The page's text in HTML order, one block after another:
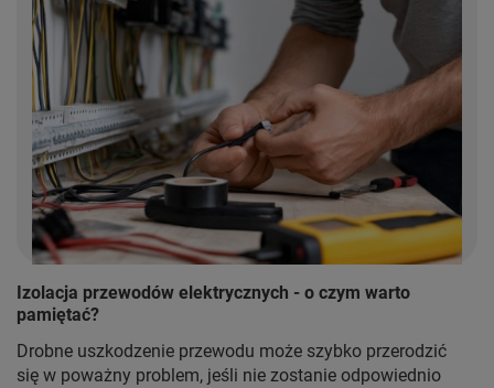
Izolacja przewodów elektrycznych - o czym warto
pamiętać?
Drobne uszkodzenie przewodu może szybko przerodzić
się w poważny problem, jeśli nie zostanie odpowiednio